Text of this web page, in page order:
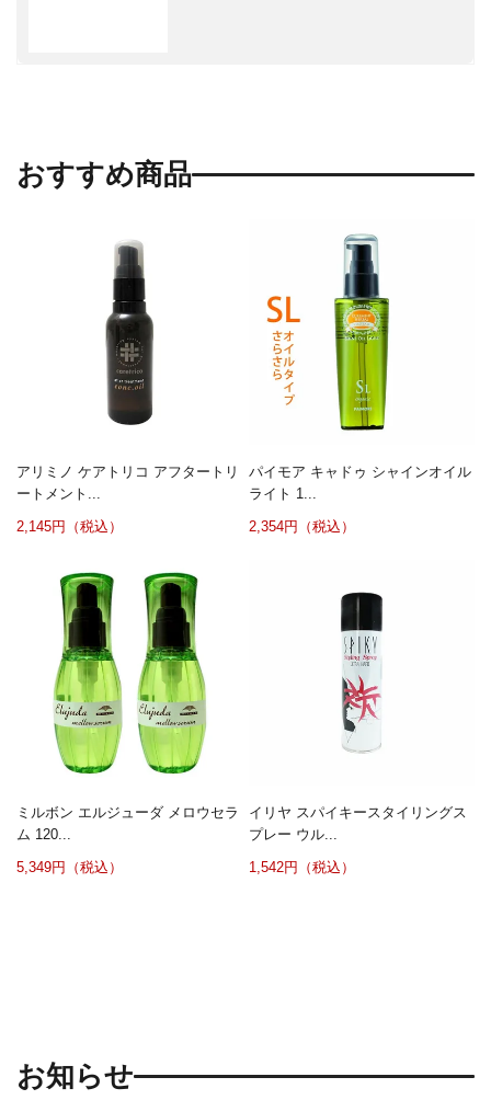
おすすめ商品
アリミノ ケアトリコ アフタートリ
ートメント...
2,145円（税込）
パイモア キャドゥ シャインオイル
ライト 1...
2,354円（税込）
ミルボン エルジューダ メロウセラ
ム 120...
5,349円（税込）
イリヤ スパイキースタイリングス
プレー ウル...
1,542円（税込）
お知らせ